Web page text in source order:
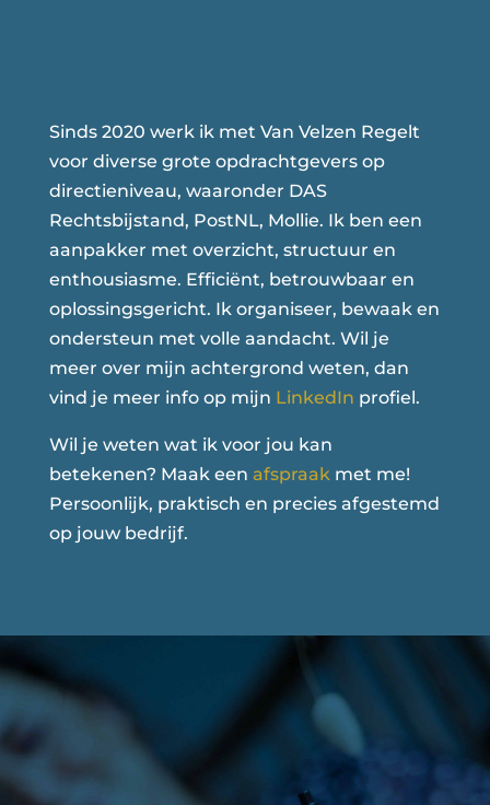
Sinds 2020 werk ik met Van Velzen Regelt
voor diverse grote opdrachtgevers op
directieniveau, waaronder DAS
Rechtsbijstand, PostNL, Mollie. Ik ben een
aanpakker met overzicht, structuur en
enthousiasme. Efficiënt, betrouwbaar en
oplossingsgericht. Ik organiseer, bewaak en
ondersteun met volle aandacht. Wil je
meer over mijn achtergrond weten, dan
vind je meer info op mijn LinkedIn profiel.
Wil je weten wat ik voor jou kan
betekenen? Maak een afspraakmet me!
Persoonlijk, praktisch en precies afgestemd
op jouw bedrijf.